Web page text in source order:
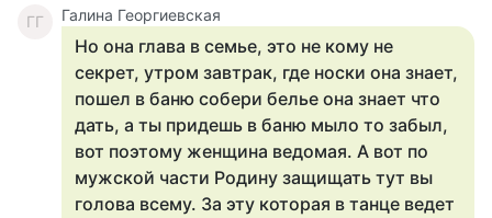
ГГ Галина Георгиевская
Но она глава в семье, это не кому не
секрет, утром завтрак, где носки она знает,
пошел в баню собери белье она знает что
дать, а ты придешь в баню мыло то забыл,
вот поэтому женщина ведомая. А вот по
мужской части Родину защищать тут вы
голова всему. За эту которая в танце ведет